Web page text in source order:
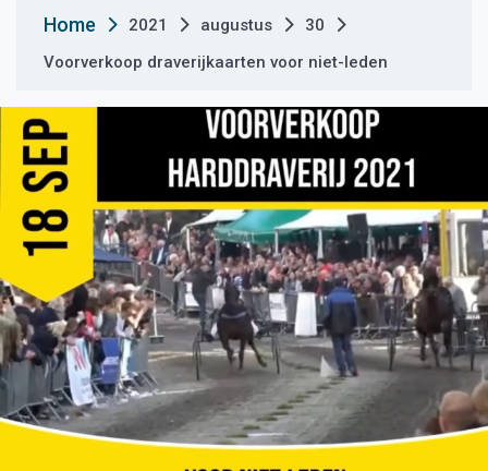
Home 2021 augustus
30
Voorverkoop draverijkaarten voor niet-leden